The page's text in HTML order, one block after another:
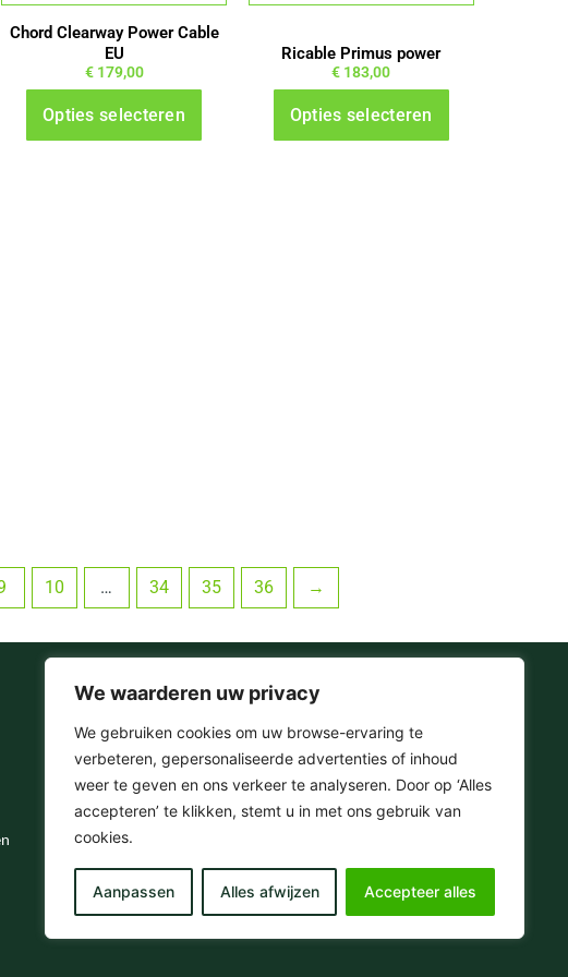
We waarderen uw privacy
We gebruiken cookies om uw browse-ervaring te
verbeteren, gepersonaliseerde advertenties of inhoud
weer te geven en ons verkeer te analyseren. Door op ‘Alles
accepteren’ te klikken, stemt u in met ons gebruik van
cookies.
Aanpassen Alles afwijzen Accepteer alles
Chord Clearway Power Cable
EU
€179,00
Opties selecteren
worden
op
de
Ricable Primus power
€ 183,00
Opties selecteren
worden
op
de
10 … 34 35 36 →
Onze Socials
F
a
c
e
o
o
k
-
I
n
s
g
r
a
m
T
i
k
k
Y
o
u
b
e
© 2025 . Omera – Hifi & Streaming Media